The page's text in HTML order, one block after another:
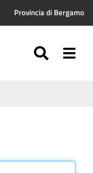
Provincia di Bergamo